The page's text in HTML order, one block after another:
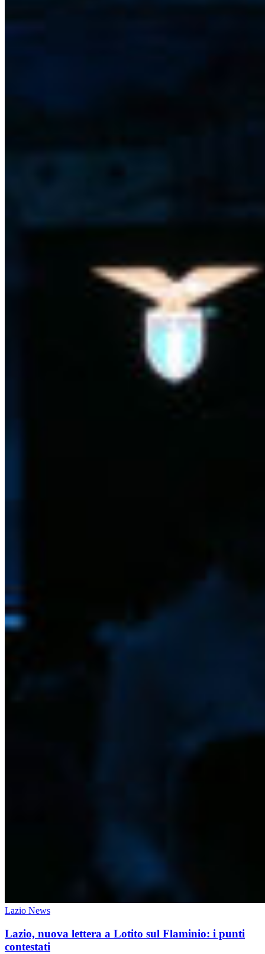
Lazio News
Lazio, nuova lettera a Lotito sul Flaminio: i punti
contestati